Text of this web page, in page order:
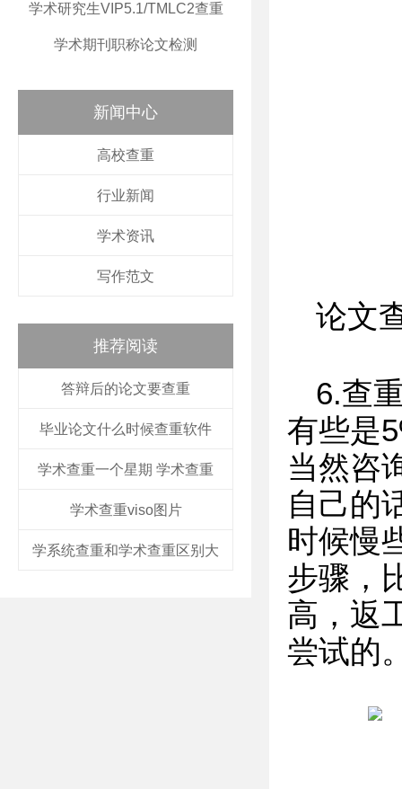
学术研究生VIP5.1/TMLC2查重
学术期刊职称论文检测
新闻中心
高校查重
行业新闻
学术资讯
写作范文
推荐阅读
答辩后的论文要查重
毕业论文什么时候查重软件
学术查重一个星期 学术查重
学术查重viso图片
学系统查重和学术查重区别大
论文
6.查
有些是
当然咨
自己的
时候慢
步骤，
高，返
尝试的